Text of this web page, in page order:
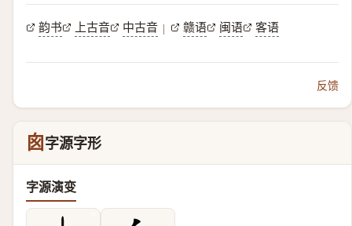
韵书 上古音 中古音 | 赣语 闽语 客语
反馈
囪 字源字形
字源演变